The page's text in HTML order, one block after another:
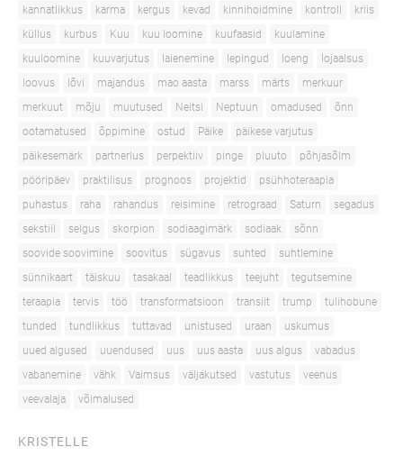
kannatlikkus
karma kergus kevad kinnihoidmine kontroll
kriis
küllus
kurbus Kuu kuu loomine kuufaasid
kuulamine
kuuloomine
kuuvarjutus laienemine lepingud loeng
lojaalsus
loovus
lõvi majandus mao aasta marss märts
merkuur
merkuut
mõju muutused Neitsi Neptuun omadused
õnn
ootamatused
õppimine ostud Päike
päikese varjutus
päikesemärk
partnerlus perpektiiv pinge pluuto
põhjasõlm
pööripäev
praktilisus prognoos projektid
psühhoteraapia
puhastus
raha rahandus reisimine retrograad Saturn
segadus
sekstiil
selgus skorpion sodiaagimärk sodiaak
sõnn
soovide soovimine
soovitus sügavus suhted
suhtlemine
sünnikaart
täiskuu tasakaal teadlikkus teejuht
tegutsemine
teraapia
tervis töö transformatsioon transiit trump
tulihobune
tunded
tundlikkus tuttavad unistused uraan
uskumus
uued algused
uuendused uus uus aasta uus algus
vabadus
vabanemine
vähk Vaimsus väljakutsed vastutus
veenus
veevalaja
võimalused
KRISTELLE